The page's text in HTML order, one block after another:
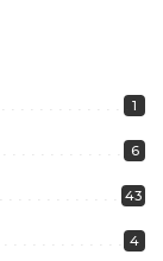
1
6
43
4